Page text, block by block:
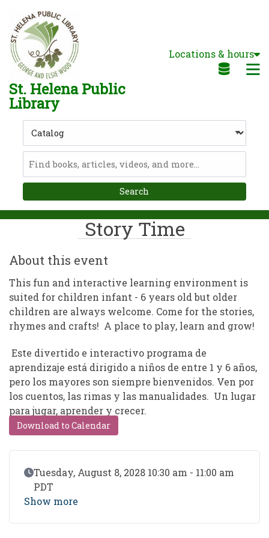
Skip to main navigation
Skip to search bar
Skip to main content
Skip to footer
St. Helena Public
Library
Locations & hours
Type
Story Time
About this event
This fun and interactive learning environment is
suited for children infant - 6 years old but older
children are always welcome. Come for the stories,
rhymes and crafts! A place to play, learn and grow!
Este divertido e interactivo programa de
aprendizaje está dirigido a niños de entre 1 y 6 años,
pero los mayores son siempre bienvenidos. Ven por
los cuentos, las rimas y las manualidades. Un lugar
para jugar, aprender y crecer.
Download to Calendar
Event Date
Tuesday, August 8, 2028 10:30 am - 11:00 am
PDT
Show more